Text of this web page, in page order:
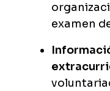
examen